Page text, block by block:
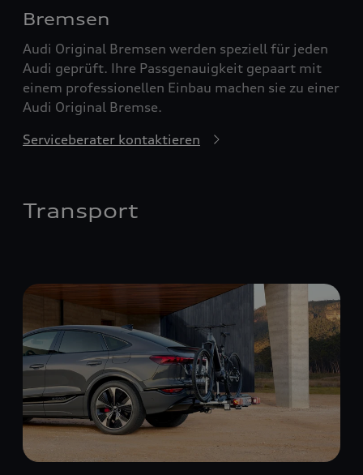
Bremsen
Audi Original Bremsen werden speziell für jeden
Audi geprüft. Ihre Passgenauigkeit gepaart mit
einem professionellen Einbau machen sie zu einer
Audi Original Bremse.
Serviceberater kontaktieren
Transport